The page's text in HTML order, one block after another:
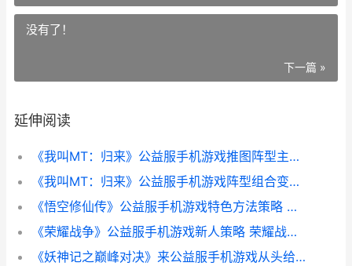
没有了！
下一篇 »
延伸阅读
《我叫MT：归来》公益服手机游戏推图阵型主推 我叫mt 归来
《我叫MT：归来》公益服手机游戏阵型组合变强指导 我叫mt归来兑换码
《悟空修仙传》公益服手机游戏特色方法策略 悟空修仙记
《荣耀战争》公益服手机游戏新人策略 荣耀战争手游
《妖神记之巅峰对决》来公益服手机游戏从头给着巅峰强者迈进 网络小说妖神记